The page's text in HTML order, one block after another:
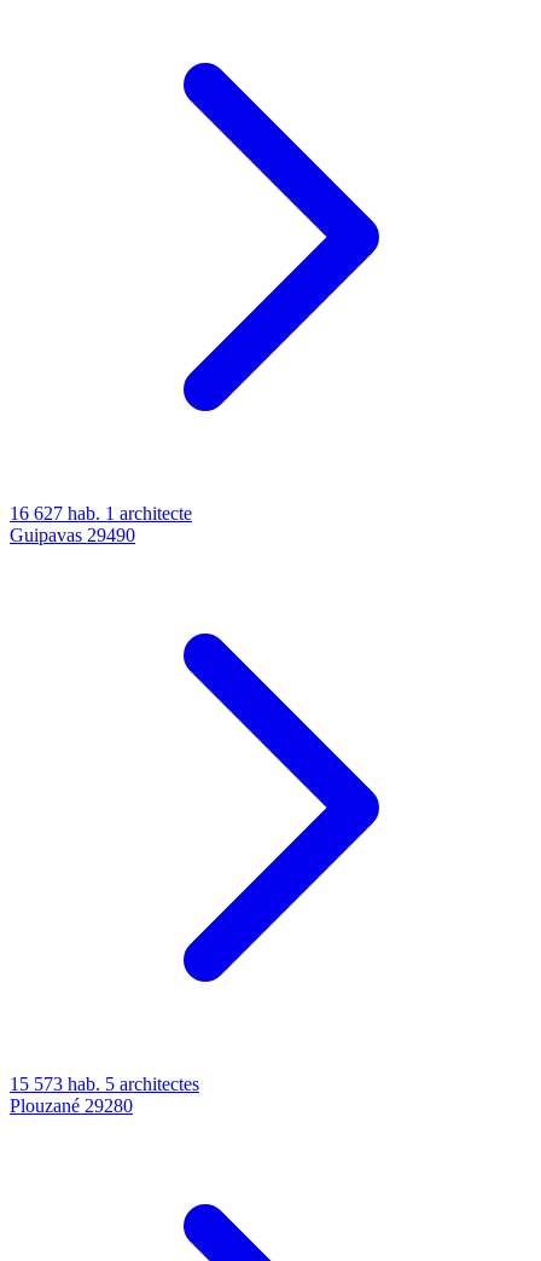
16 627 hab. 1 architecte
Guipavas 29490
15 573 hab. 5 architectes
Plouzané 29280